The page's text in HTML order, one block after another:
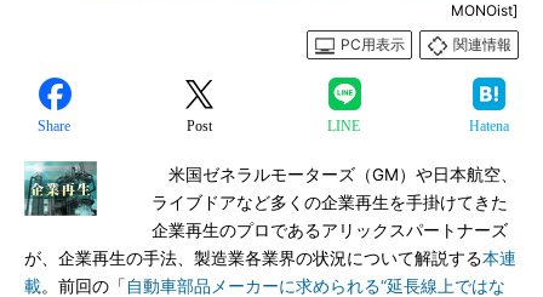
MONOist]
PC用表示
関連情報
Share Post LINE Hatena
米国ゼネラルモーターズ（GM）や日本航空、
ライブドアなど多くの企業再生を手掛けてきた
企業再生のプロであるアリックスパートナーズ
が、企業再生の手法、製造業各業界の状況について解説する本連
載。前回の「 自動車部品メーカーに求められる“延長線上ではな